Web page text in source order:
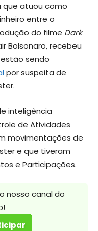
que atuou como
entre o
do filme Dark
Bolsonaro, recebeu
estão sendo
por suspeita de
inteligência
de Atividades
movimentações de
e que tiveram
e Participações.
nosso canal do